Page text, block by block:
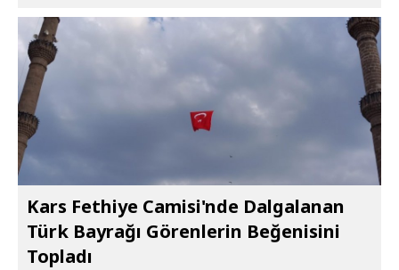
Kars Fethiye Camisi'nde Dalgalanan
Türk Bayrağı Görenlerin Beğenisini
Topladı